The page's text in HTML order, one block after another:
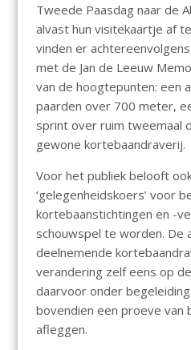
Tweede Paasdag naar de
alvast hun visitekaartje af
vinden er
met de Jan de Leeuw
van de hoogtepunten: een
paarden over 700 meter,
sprint over ruim tweemaal
gewone kortebaandraverij.
Voor het publiek belooft
‘gelegenheidskoers’ voor
kortebaanstichtingen en -
schouwspel te worden. De
deelnemende
verandering zelf eens op
daarvoor onder
bovendien een proeve van
afleggen.